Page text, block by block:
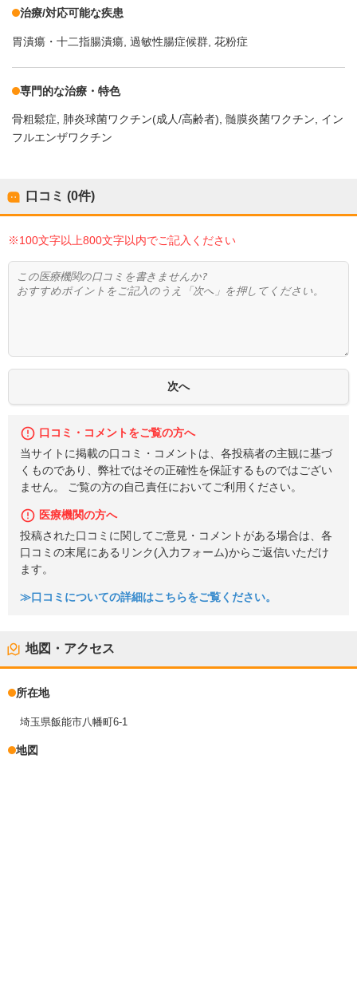
治療/対応可能な疾患
胃潰瘍・十二指腸潰瘍 過敏性腸症候群 花粉症
専門的な治療・特色
骨粗鬆症 肺炎球菌ワクチン(成人/高齢者) 髄膜炎菌ワクチン
イン
フルエンザワクチン
口コミ (0件)
※100文字以上800文字以内でご記入ください
口コミ・コメントをご覧の方へ
当サイトに掲載の口コミ・コメントは、各投稿者の主観に基づ
くものであり、弊社ではその正確性を保証するものではござい
ません。 ご覧の方の自己責任においてご利用ください。
医療機関の方へ
投稿された口コミに関してご意見・コメントがある場合は、各
口コミの末尾にあるリンク(入力フォーム)からご返信いただけ
ます。
≫口コミについての詳細はこちらをご覧ください。
地図・アクセス
所在地
埼玉県飯能市八幡町6-1
地図